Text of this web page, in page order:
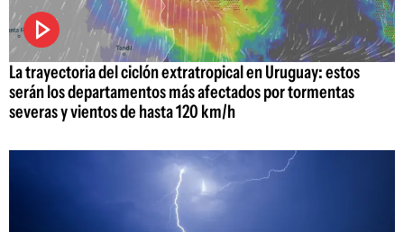
La trayectoria del ciclón extratropical en Uruguay: estos
serán los departamentos más afectados por tormentas
severas y vientos de hasta 120 km/h